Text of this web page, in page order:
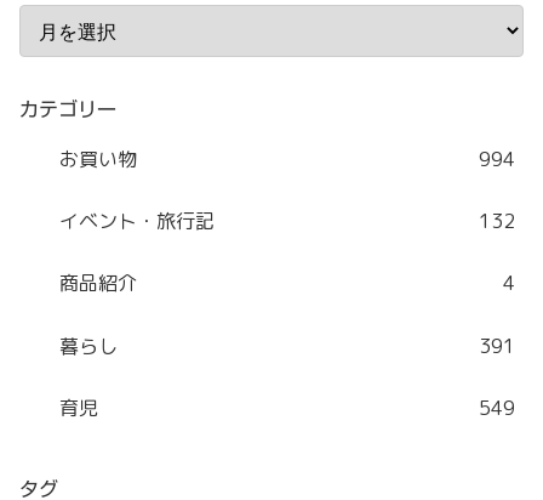
カテゴリー
お買い物 994
イベント・旅行記 132
商品紹介 4
暮らし 391
育児 549
タグ